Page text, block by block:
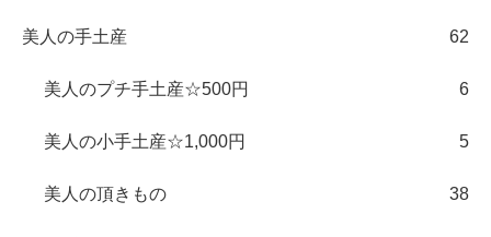
美人の手土産 62
美人のプチ手土産☆500円 6
美人の小手土産☆1,000円 5
美人の頂きもの 38